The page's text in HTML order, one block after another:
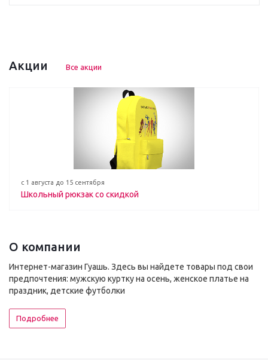
Акции Все акции
с 1 августа до 15 сентября
Школьный рюкзак со скидкой
О компании
Интернет-магазин Гуашь. Здесь вы найдете товары под свои
предпочтения: мужскую куртку на осень, женское платье на
праздник, детские футболки
Подробнее